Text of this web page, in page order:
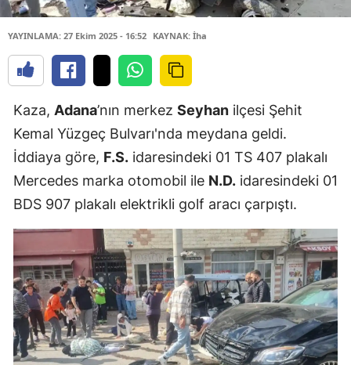
YAYINLAMA: 27 Ekim 2025 - 16:52 KAYNAK: İha
Kaza, Adana’nın merkez Seyhan ilçesi Şehit
Kemal Yüzgeç Bulvarı'nda meydana geldi.
İddiaya göre, F.S. idaresindeki 01 TS 407 plakalı
Mercedes marka otomobil ile N.D. idaresindeki 01
BDS 907 plakalı elektrikli golf aracı çarpıştı.